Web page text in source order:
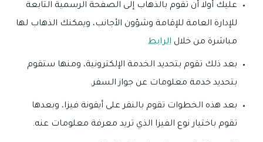
عليك أولا أن تقوم بالذهاب إلى الصفحة الرسمية التابعة
للإدارة العامة للإقامة وشؤون الأجانب، ويمكنك الذهاب لها
مباشرة من خلال الرابط
بعد ذلك تقوم بتحديد الخدمة الإلكترونية، ومنها ستقوم
بتحديد خدمة معلومات عن جواز السفر.
بعد هذه الخطوات تقوم بالنقر على أيقونة فيزا، وبعدها
تقوم باختيار نوع الفيزا الذي تريد معرفة معلومات عنه.